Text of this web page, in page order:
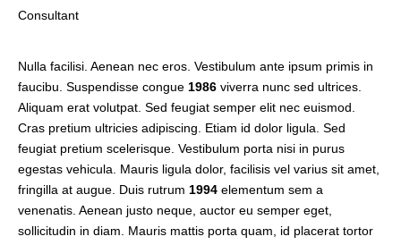
Consultant
Nulla facilisi. Aenean nec eros. Vestibulum ante ipsum primis in
faucibu. Suspendisse congue 1986 viverra nunc sed ultrices.
Aliquam erat volutpat. Sed feugiat semper elit nec euismod.
Cras pretium ultricies adipiscing. Etiam id dolor ligula. Sed
feugiat pretium scelerisque. Vestibulum porta nisi in purus
egestas vehicula. Mauris ligula dolor, facilisis vel varius sit amet,
fringilla at augue. Duis rutrum 1994 elementum sem a
venenatis. Aenean justo neque, auctor eu semper eget,
sollicitudin in diam. Mauris mattis porta quam, id placerat tortor